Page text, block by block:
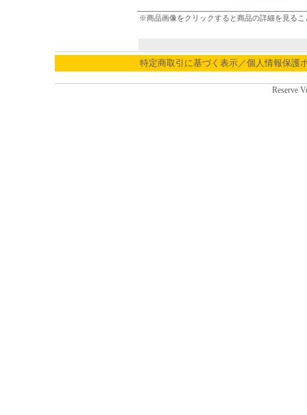
※商品画像をクリックすると商品の詳細を見るこ
特定商取引に基づく表示／個人情報保護
Reserve